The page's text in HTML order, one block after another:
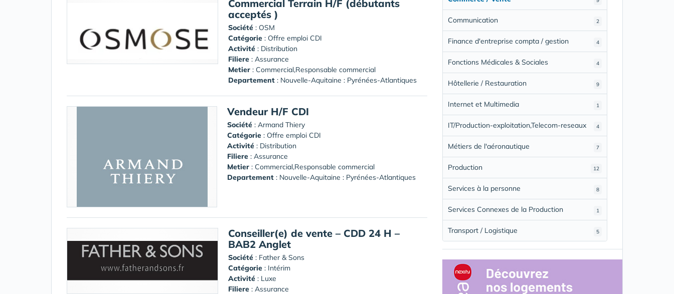
Commercial Terrain H/F (débutants
acceptés )
Société : OSM
Catégorie : Offre emploi CDI
Activité : Distribution
Filiere : Assurance
Metier : Commercial,Responsable commercial
Departement : Nouvelle-Aquitaine : Pyrénées-Atlantiques
Vendeur H/F CDI
Société : Armand Thiery
Catégorie : Offre emploi CDI
Activité : Distribution
Filiere : Assurance
Metier : Commercial,Responsable commercial
Departement : Nouvelle-Aquitaine : Pyrénées-Atlantiques
Conseiller(e) de vente – CDD 24 H –
BAB2 Anglet
Société : Father & Sons
Catégorie : Intérim
Activité : Luxe
Filiere : Assurance
2
Communication
4
Finance d'entreprise compta / gestion
4
Fonctions Médicales & Sociales
9
Hôtellerie / Restauration
1
Internet et Multimedia
4
IT/Production-exploitation,Telecom-reseaux
7
Métiers de l'aéronautique
12
Production
8
Services à la personne
1
Services Connexes de la Production
5
Transport / Logistique